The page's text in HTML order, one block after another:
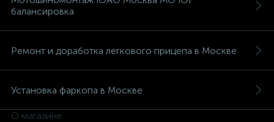
балансировка
Ремонт и доработка легкового прицепа в Москве
Установка фаркопа в Москве
О магазине